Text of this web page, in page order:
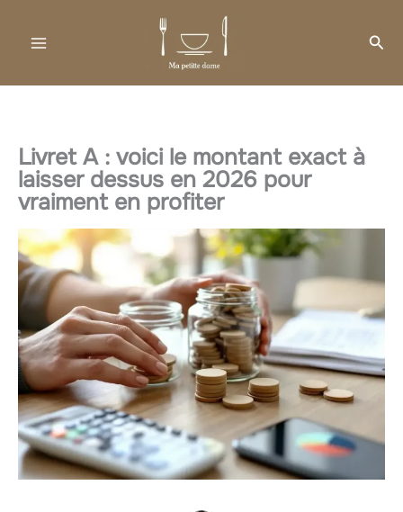
Livret A : voici le montant exact à
laisser dessus en 2026 pour
vraiment en profiter